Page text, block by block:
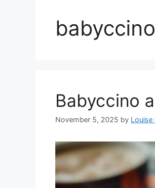
babyccino
Babyccino
November 5, 2025 by Louise